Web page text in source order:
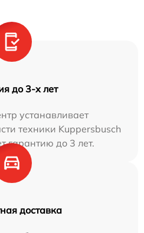
до 3-х лет
устанавливает
техники Kuppersbusch
гарантию до 3 лет.
доставка